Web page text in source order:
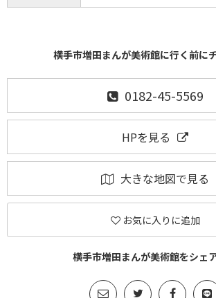
横手市増田まんが美術館に行く前に
0182-45-5569
HPを見る
大きな地図で見る
お気に入りに追加
横手市増田まんが美術館をシェ